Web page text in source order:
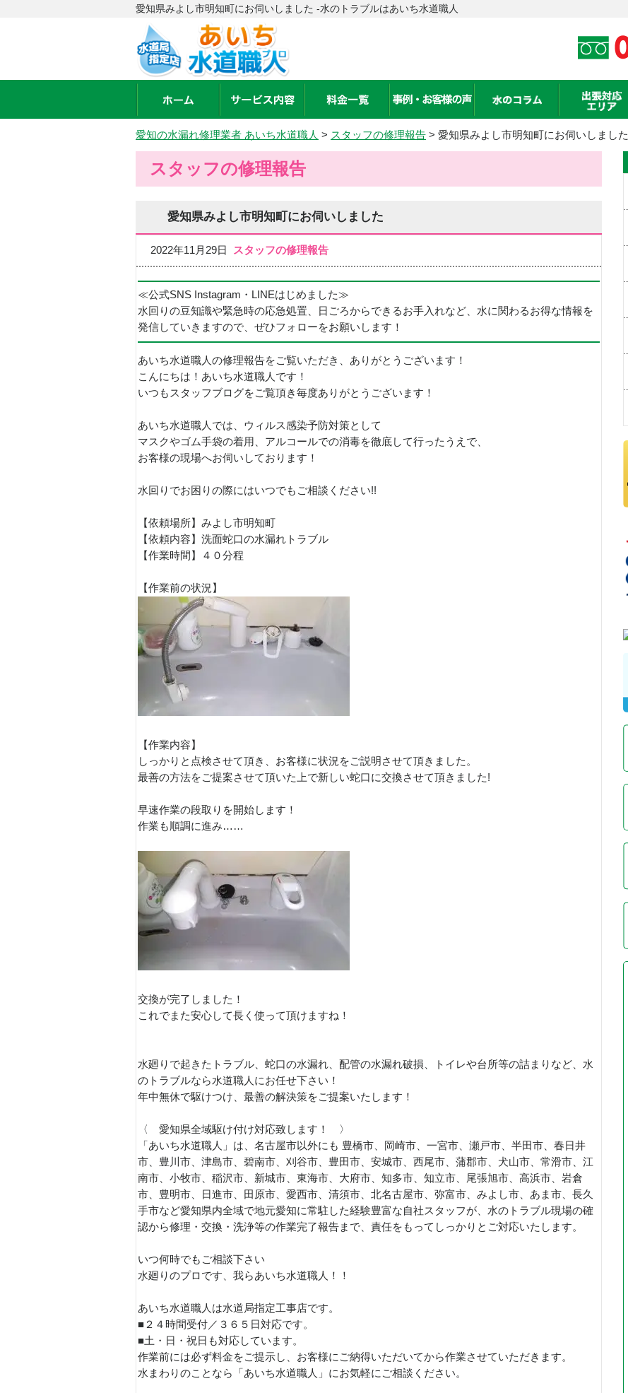
愛知県みよし市明知町にお伺いしました -水のトラブルはあいち水道職人
愛知の水漏れ修理業者 あいち水道職人 > スタッフの修理報告 > 愛知県みよし市明知町にお伺いしました
スタッフの修理報告
愛知県みよし市明知町にお伺いしました
2022年11月29日 スタッフの修理報告
≪公式SNS Instagram・LINEはじめました≫
水回りの豆知識や緊急時の応急処置、日ごろからできるお手入れなど、水に関わるお得な情報を
発信していきますので、ぜひフォローをお願いします！
あいち水道職人の修理報告をご覧いただき、ありがとうございます！
こんにちは！あいち水道職人です！
いつもスタッフブログをご覧頂き毎度ありがとうございます！
あいち水道職人では、ウィルス感染予防対策として
マスクやゴム手袋の着用、アルコールでの消毒を徹底して行ったうえで、
お客様の現場へお伺いしております！
水回りでお困りの際にはいつでもご相談ください!!
【依頼場所】みよし市明知町
【依頼内容】洗面蛇口の水漏れトラブル
【作業時間】４０分程
【作業前の状況】
【作業内容】
しっかりと点検させて頂き、お客様に状況をご説明させて頂きました。
最善の方法をご提案させて頂いた上で新しい蛇口に交換させて頂きました!
早速作業の段取りを開始します！
作業も順調に進み……
交換が完了しました！
これでまた安心して長く使って頂けますね！
水廻りで起きたトラブル、蛇口の水漏れ、配管の水漏れ破損、トイレや台所等の詰まりなど、水
のトラブルなら水道職人にお任せ下さい！
年中無休で駆けつけ、最善の解決策をご提案いたします！
〈 愛知県全域駆け付け対応致します！ 〉
「あいち水道職人」は、名古屋市以外にも 豊橋市、岡崎市、一宮市、瀬戸市、半田市、春日井
市、豊川市、津島市、碧南市、刈谷市、豊田市、安城市、西尾市、蒲郡市、犬山市、常滑市、江
南市、小牧市、稲沢市、新城市、東海市、大府市、知多市、知立市、尾張旭市、高浜市、岩倉
市、豊明市、日進市、田原市、愛西市、清須市、北名古屋市、弥富市、みよし市、あま市、長久
手市など愛知県内全域で地元愛知に常駐した経験豊富な自社スタッフが、水のトラブル現場の確
認から修理・交換・洗浄等の作業完了報告まで、責任をもってしっかりとご対応いたします。
いつ何時でもご相談下さい
水廻りのプロです、我らあいち水道職人！！
あいち水道職人は水道局指定工事店です。
■２４時間受付／３６５日対応です。
■土・日・祝日も対応しています。
作業前には必ず料金をご提示し、お客様にご納得いただいてから作業させていただきます。
水まわりのことなら「あいち水道職人」にお気軽にご相談ください。